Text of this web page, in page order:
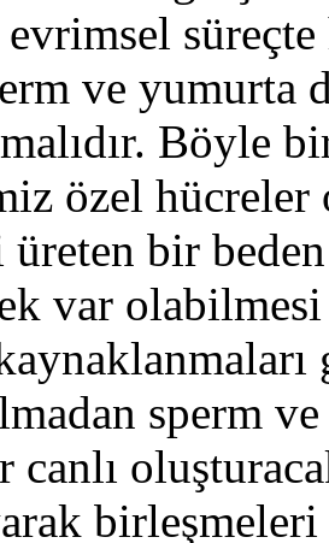
evrimsel
ve yumurta
Böyle
özel hücreler
bir
var
sperm
canlı